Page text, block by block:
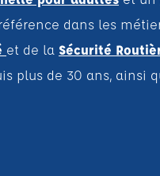
dans les
et de la Sécurité
plus de 30 ans, ainsi